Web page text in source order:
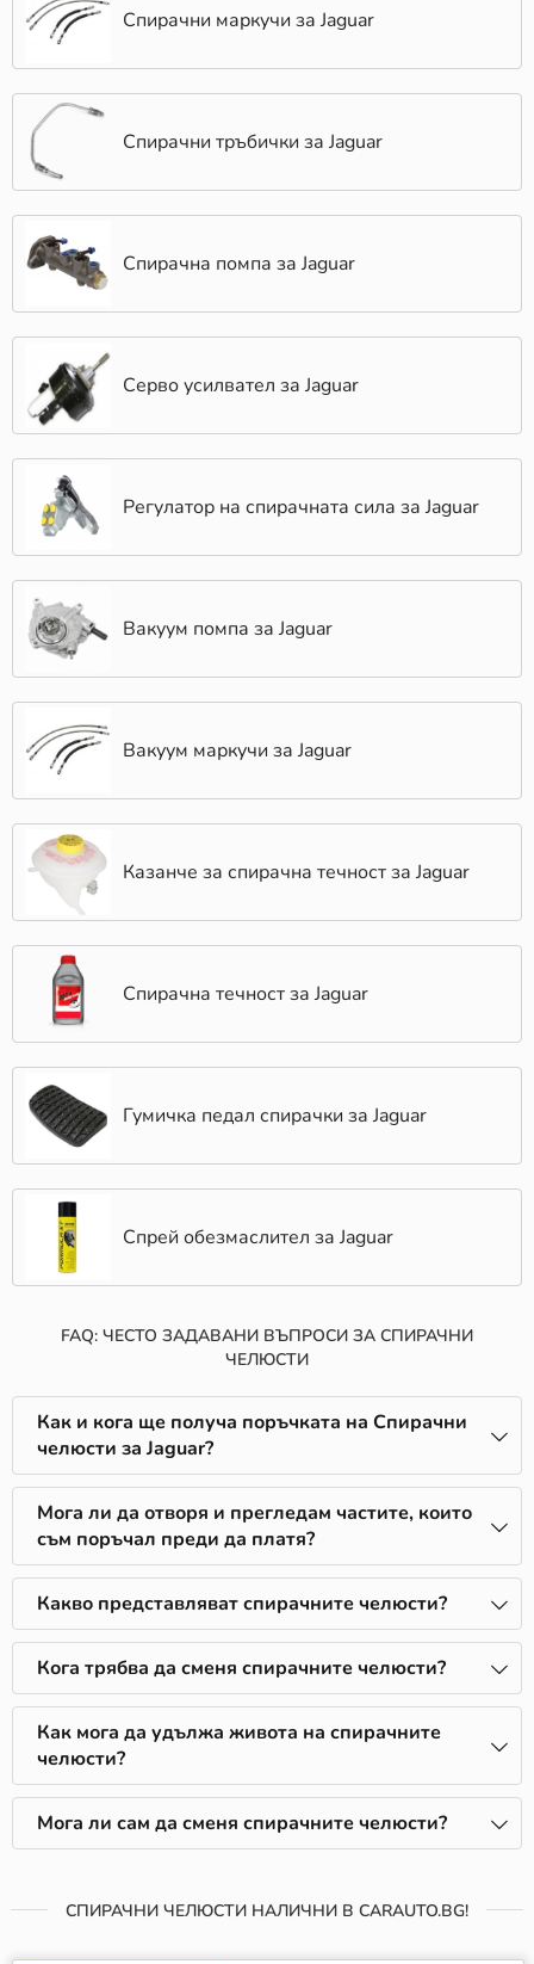
Спирачни маркучи за Jaguar
Спирачни тръбички за Jaguar
Спирачна помпа за Jaguar
Серво усилвател за Jaguar
Регулатор на спирачната сила за Jaguar
Вакуум помпа за Jaguar
Вакуум маркучи за Jaguar
Казанче за спирачна течност за Jaguar
Спирачна течност за Jaguar
Гумичка педал спирачки за Jaguar
Спрей обезмаслител за Jaguar
FAQ: ЧЕСТО ЗАДАВАНИ ВЪПРОСИ ЗА СПИРАЧНИ
ЧЕЛЮСТИ
Как и кога ще получа поръчката на Спирачни
челюсти за Jaguar?
Мога ли да отворя и прегледам частите, които
съм поръчал преди да платя?
Какво представляват спирачните челюсти?
Кога трябва да сменя спирачните челюсти?
Как мога да удължа живота на спирачните
челюсти?
Мога ли сам да сменя спирачните челюсти?
СПИРАЧНИ ЧЕЛЮСТИ НАЛИЧНИ В CARAUTO.BG!